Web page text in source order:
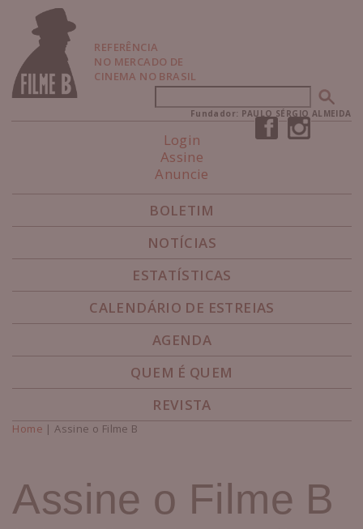
REFERÊNCIA
NO MERCADO DE
CINEMA NO BRASIL
Formulário de busca
Fundador: PAULO SÉRGIO ALMEIDA
Login
Assine
Anuncie
BOLETIM
NOTÍCIAS
ESTATÍSTICAS
CALENDÁRIO DE ESTREIAS
AGENDA
QUEM É QUEM
REVISTA
Você está aqui
Home | Assine o Filme B
Assine o Filme B